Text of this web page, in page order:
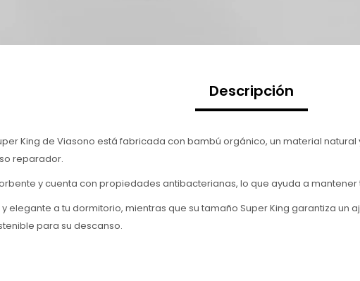
Descripción
King de Viasono está fabricada con bambú orgánico, un material
reparador.
y cuenta con propiedades antibacterianas, lo que ayuda a
elegante a tu dormitorio, mientras que su tamaño Super King garantiza
para su descanso.